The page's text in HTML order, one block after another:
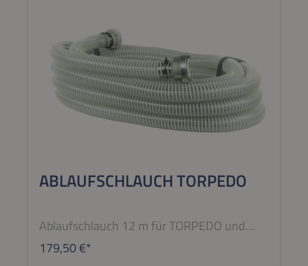
ABLAUFSCHLAUCH TORPEDO
Ablaufschlauch 12 m für TORPEDO und
TORPEDO ULTRA - Zuverlässig im Betrieb
179,50 €*